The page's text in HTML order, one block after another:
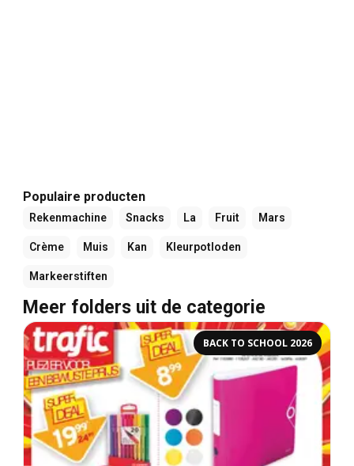
Populaire producten
Rekenmachine Snacks La Fruit Mars
Crème Muis Kan Kleurpotloden
Markeerstiften
Meer folders uit de categorie
BACK TO SCHOOL 2026